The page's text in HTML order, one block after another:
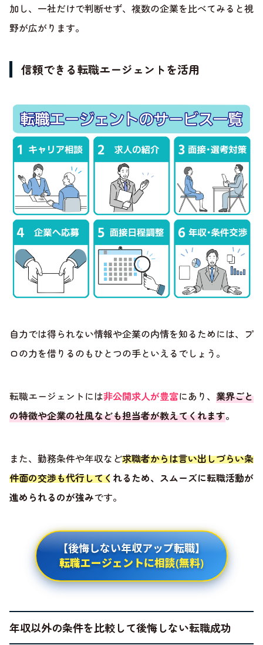
加し、一社だけで判断せず、複数の企業を比べてみると視
野が広がります。
信頼できる転職エージェントを活用
自力では得られない情報や企業の内情を知るためには、プ
ロの力を借りるのもひとつの手といえるでしょう。
転職エージェントには非公開求人が豊富にあり、 業界ごと
の特徴や企業の社風なども担当者が教えてくれます。
また、勤務条件や年収など求職者からは言い出しづらい条
件面の交渉も代行してくれるため、スムーズに転職活動が
進められるのが強みです。
【後悔しない年収アップ転職】
転職エージェントに相談(無料)
年収以外の条件を比較して後悔しない転職成功